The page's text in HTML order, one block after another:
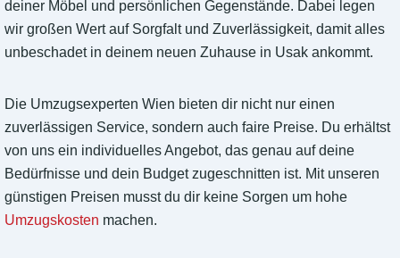
deiner Möbel und persönlichen Gegenstände. Dabei legen
wir großen Wert auf Sorgfalt und Zuverlässigkeit, damit alles
unbeschadet in deinem neuen Zuhause in Usak ankommt.
Die Umzugsexperten Wien bieten dir nicht nur einen
zuverlässigen Service, sondern auch faire Preise. Du erhältst
von uns ein individuelles Angebot, das genau auf deine
Bedürfnisse und dein Budget zugeschnitten ist. Mit unseren
günstigen Preisen musst du dir keine Sorgen um hohe
Umzugskosten machen.